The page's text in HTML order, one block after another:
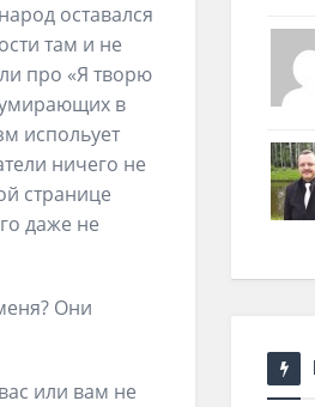
оставался
там и не
про «Я творю
в
испольует
ничего не
странице
даже не
Они
или вам не